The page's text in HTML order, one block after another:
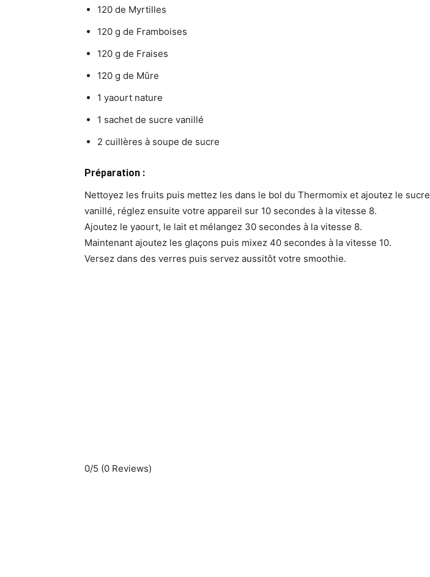
120 de Myrtilles
120 g de Framboises
120 g de Fraises
120 g de Mûre
1 yaourt nature
1 sachet de sucre vanillé
2 cuillères à soupe de sucre
Préparation :
Nettoyez les fruits puis mettez les dans le bol du Thermomix et ajoutez le
vanillé, réglez ensuite votre appareil sur 10 secondes à la vitesse 8.
Ajoutez le yaourt, le lait et mélangez 30 secondes à la vitesse 8.
Maintenant ajoutez les glaçons puis mixez 40 secondes à la vitesse 10.
Versez dans des verres puis servez aussitôt votre smoothie.
0/5 (0 Reviews)